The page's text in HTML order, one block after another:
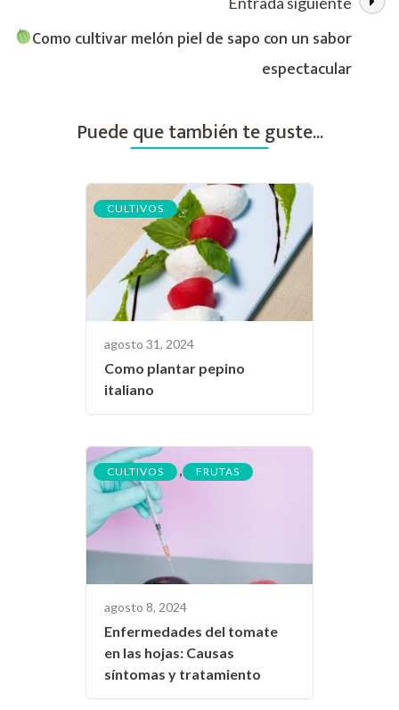
las
Como cultivar melón piel de sapo con un sabor
espectacular
Puede que también te guste...
CULTIVOS
agosto 31, 2024
Como plantar pepino
italiano
CULTIVOS , FRUTAS
agosto 8, 2024
Enfermedades del tomate
en las hojas: Causas
síntomas y tratamiento